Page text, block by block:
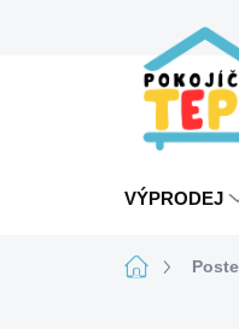
VÝPRODEJ
Domů